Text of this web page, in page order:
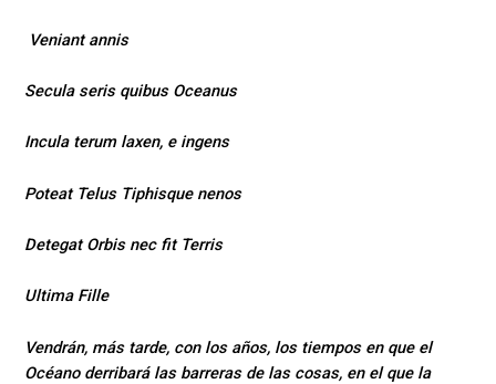
Veniant annis
Secula seris quibus Oceanus
Incula terum laxen, e ingens
Poteat Telus Tiphisque nenos
Detegat Orbis nec fit Terris
Ultima Fille
Vendrán, más tarde, con los años, los tiempos en que el
Océano derribará las barreras de las cosas, en el que la